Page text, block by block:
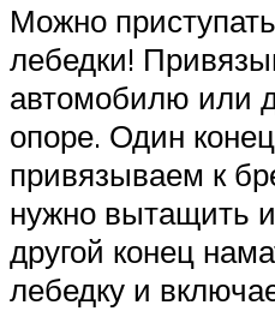
Можно
лебедки!
автомобилю или
опоре. Один
привязываем к
нужно вытащить
другой конец
лебедку и